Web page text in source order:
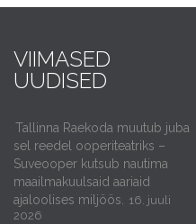
VIIMASED
UUDISED
Tallinna Raekoda muutub juba
sel reedel ooperiteatriks –
Suveooper kutsub nautima
maailmakuulsaid aariaid
ajaloolises miljöös. 16. juuli
2026